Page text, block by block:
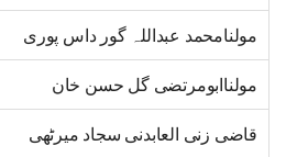
مولنامحمد عبداللہ گور داس پوری
مولناابومرتضی گل حسن خان
قاضی زنی العابدنی سجاد میرٹھی